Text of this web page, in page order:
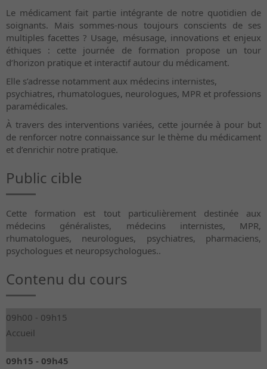
Le médicament fait partie intégrante de notre quotidien de
soignants. Mais sommes-nous toujours conscients de ses
multiples facettes ? Usage, mésusage, innovations et enjeux
éthiques : cette journée de formation propose un tour
d’horizon pratique et interactif autour du médicament.
Elle s’adresse notamment aux médecins internistes,
psychiatres, rhumatologues, neurologues, MPR et professions
paramédicales.
À travers des interventions variées, cette journée à pour but
de renforcer notre connaissance sur le thème du médicament
et d’enrichir notre pratique.
Public cible
Cette formation est tout particulièrement destinée aux
médecins généralistes, médecins internistes, MPR,
rhumatologues, neurologues, psychiatres, pharmaciens,
psychologues et neuropsychologues..
Contenu du cours
09h00 - 09h15
Accueil
09h15 - 09h45